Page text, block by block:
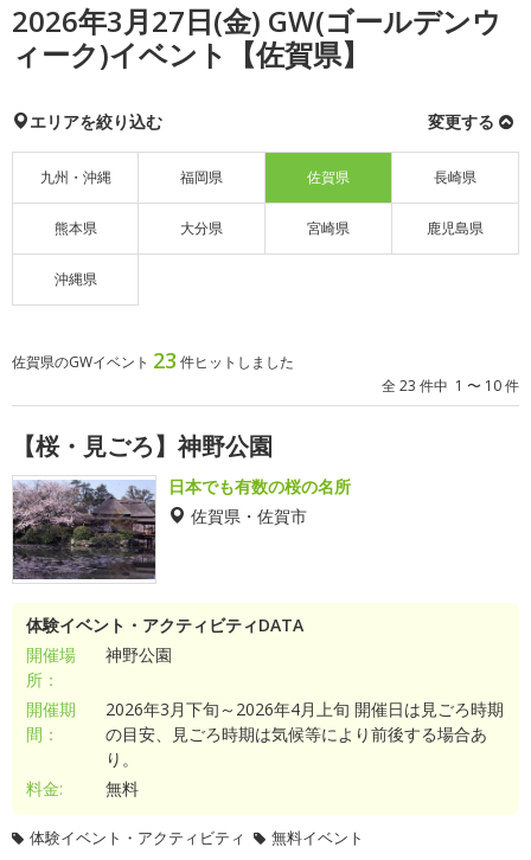
2026年3月27日(金) GW(ゴールデンウ
ィーク)イベント【佐賀県】
エリアを絞り込む 変更する
九州・沖縄 福岡県 佐賀県 長崎県
熊本県 大分県 宮崎県 鹿児島県
沖縄県
佐賀県のGWイベント 23 件ヒットしました
全 23 件中 1 〜 10 件
【桜・見ごろ】神野公園
日本でも有数の桜の名所
佐賀県・佐賀市
体験イベント・アクティビティDATA
開催場
所：
神野公園
開催期
間：
2026年3月下旬～2026年4月上旬 開催日は見ごろ時期
の目安、見ごろ時期は気候等により前後する場合あ
り。
料金:
無料
体験イベント・アクティビティ 無料イベント